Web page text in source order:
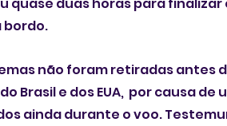
bordo.
não foram retiradas antes
e dos EUA,  por causa de
ainda durante o voo.